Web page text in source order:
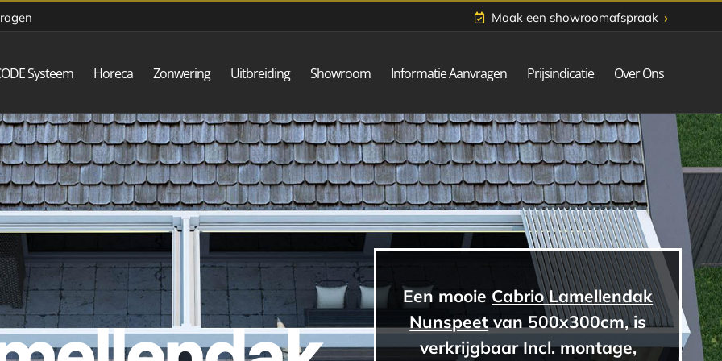
Maak een showroomafspraak ›
Systeem Horeca Zonwering Uitbreiding Showroom Informatie Aanvragen Prijsindicatie Over Ons
Een mooie Cabrio Lamellendak
Nunspeet van 500x300cm, is
verkrijgbaar Incl. montage,